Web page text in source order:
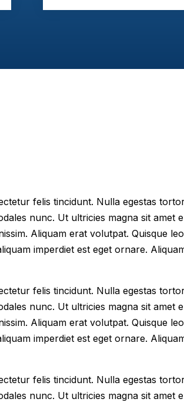
felis tincidunt. Nulla egestas
nunc. Ut ultricies magna sit amet
Aliquam erat volutpat. Quisque
imperdiet est eget ornare.
felis tincidunt. Nulla egestas
nunc. Ut ultricies magna sit amet
Aliquam erat volutpat. Quisque
imperdiet est eget ornare.
felis tincidunt. Nulla egestas
nunc. Ut ultricies magna sit amet